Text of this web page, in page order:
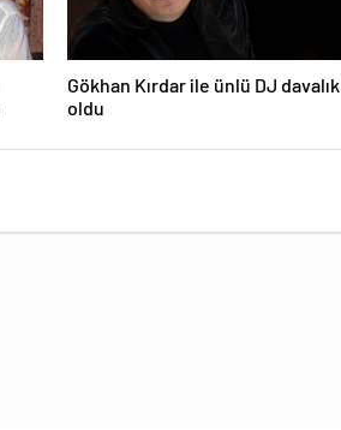
Gökhan Kırdar ile ünlü DJ davalık
oldu